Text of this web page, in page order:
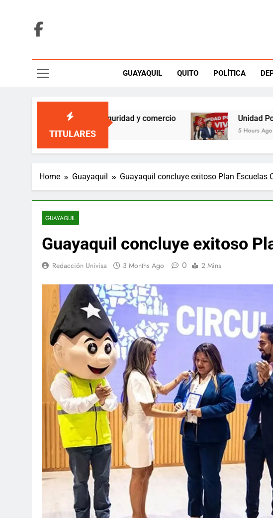
GUAYAQUIL QUITO POLÍTICA
TITULARES
para reforzar seguridad y comercio Unidad Popular y
5 Hours Ago
Home Guayaquil Guayaquil concluye exitoso Plan Escuelas
GUAYAQUIL
Guayaquil concluye exitoso
Redacción Univisa 3 Months Ago 0 2 Mins